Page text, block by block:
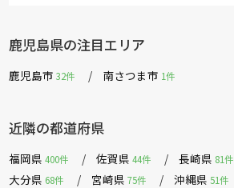
鹿児島県の注目エリア
鹿児島市32件 南さつま市 1件
近隣の都道府県
福岡県400件 佐賀県44件 長崎県 81件
大分県 68件 宮崎県75件 沖縄県51件